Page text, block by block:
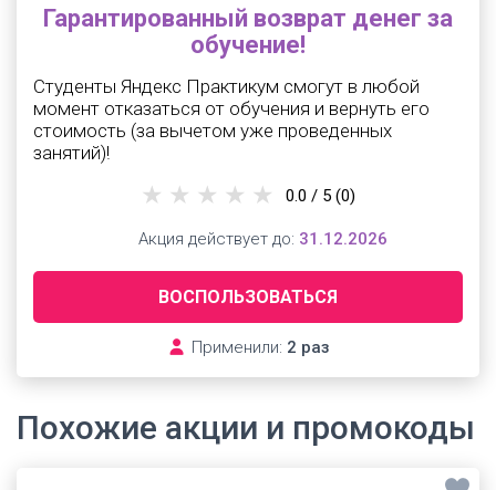
Гарантированный возврат денег за
обучение!
Студенты Яндекс Практикум смогут в любой
момент отказаться от обучения и вернуть его
стоимость (за вычетом уже проведенных
занятий)!
ВОСПОЛЬЗОВАТЬСЯ
Применили: 2 раз
0.0 / 5 (0)
Акция действует до: 31.12.2026
Похожие акции и промокоды